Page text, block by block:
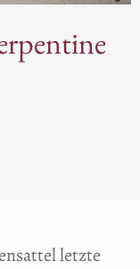
letzte